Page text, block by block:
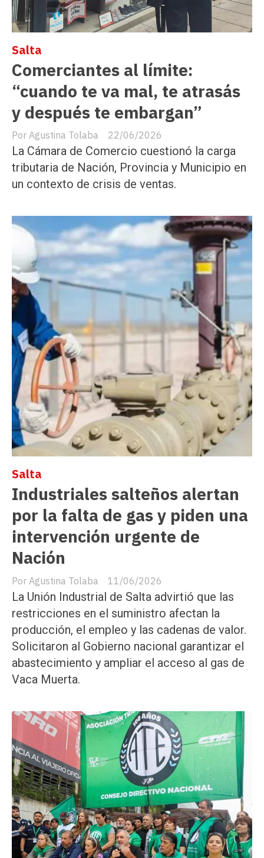
Comerciantes al límite:
“cuando te va mal, te atrasás
y después te embargan”
Agustina Tolaba
Salta
22/06/2026
La Cámara de Comercio cuestionó la carga
tributaria de Nación, Provincia y Municipio en
un contexto de crisis de ventas.
Industriales salteños alertan
por la falta de gas y piden una
intervención urgente de
Nación
Agustina Tolaba
Salta
11/06/2026
La Unión Industrial de Salta advirtió que las
restricciones en el suministro afectan la
producción, el empleo y las cadenas de valor.
Solicitaron al Gobierno nacional garantizar el
abastecimiento y ampliar el acceso al gas de
Vaca Muerta.